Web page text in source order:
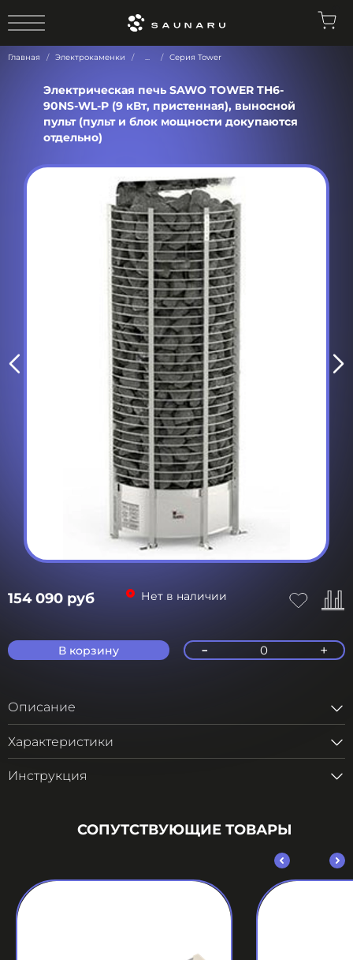
Главная Электрокаменки ... Серия Tower
Электрическая печь SAWO TOWER TH6-
90NS-WL-P (9 кВт, пристенная), выносной
пульт (пульт и блок мощности докупаются
отдельно)
154 090 руб Нет в наличии
В корзину - 0 +
Описание
Характеристики
Инструкция
СОПУТСТВУЮЩИЕ ТОВАРЫ